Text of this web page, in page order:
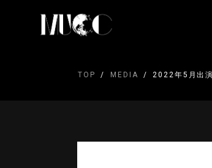
TOP MEDIA 2022年5月出